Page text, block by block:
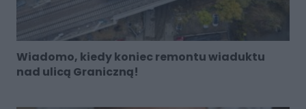
Wiadomo, kiedy koniec remontu wiaduktu
nad ulicą Graniczną!